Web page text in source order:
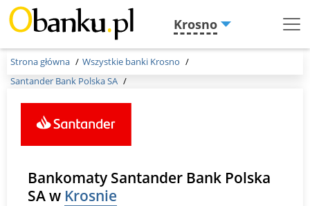
Krosno
Menu
Strona główna
Wszystkie banki Krosno
Santander Bank Polska SA
Bankomaty Santander Bank Polska
SA w Krosnie